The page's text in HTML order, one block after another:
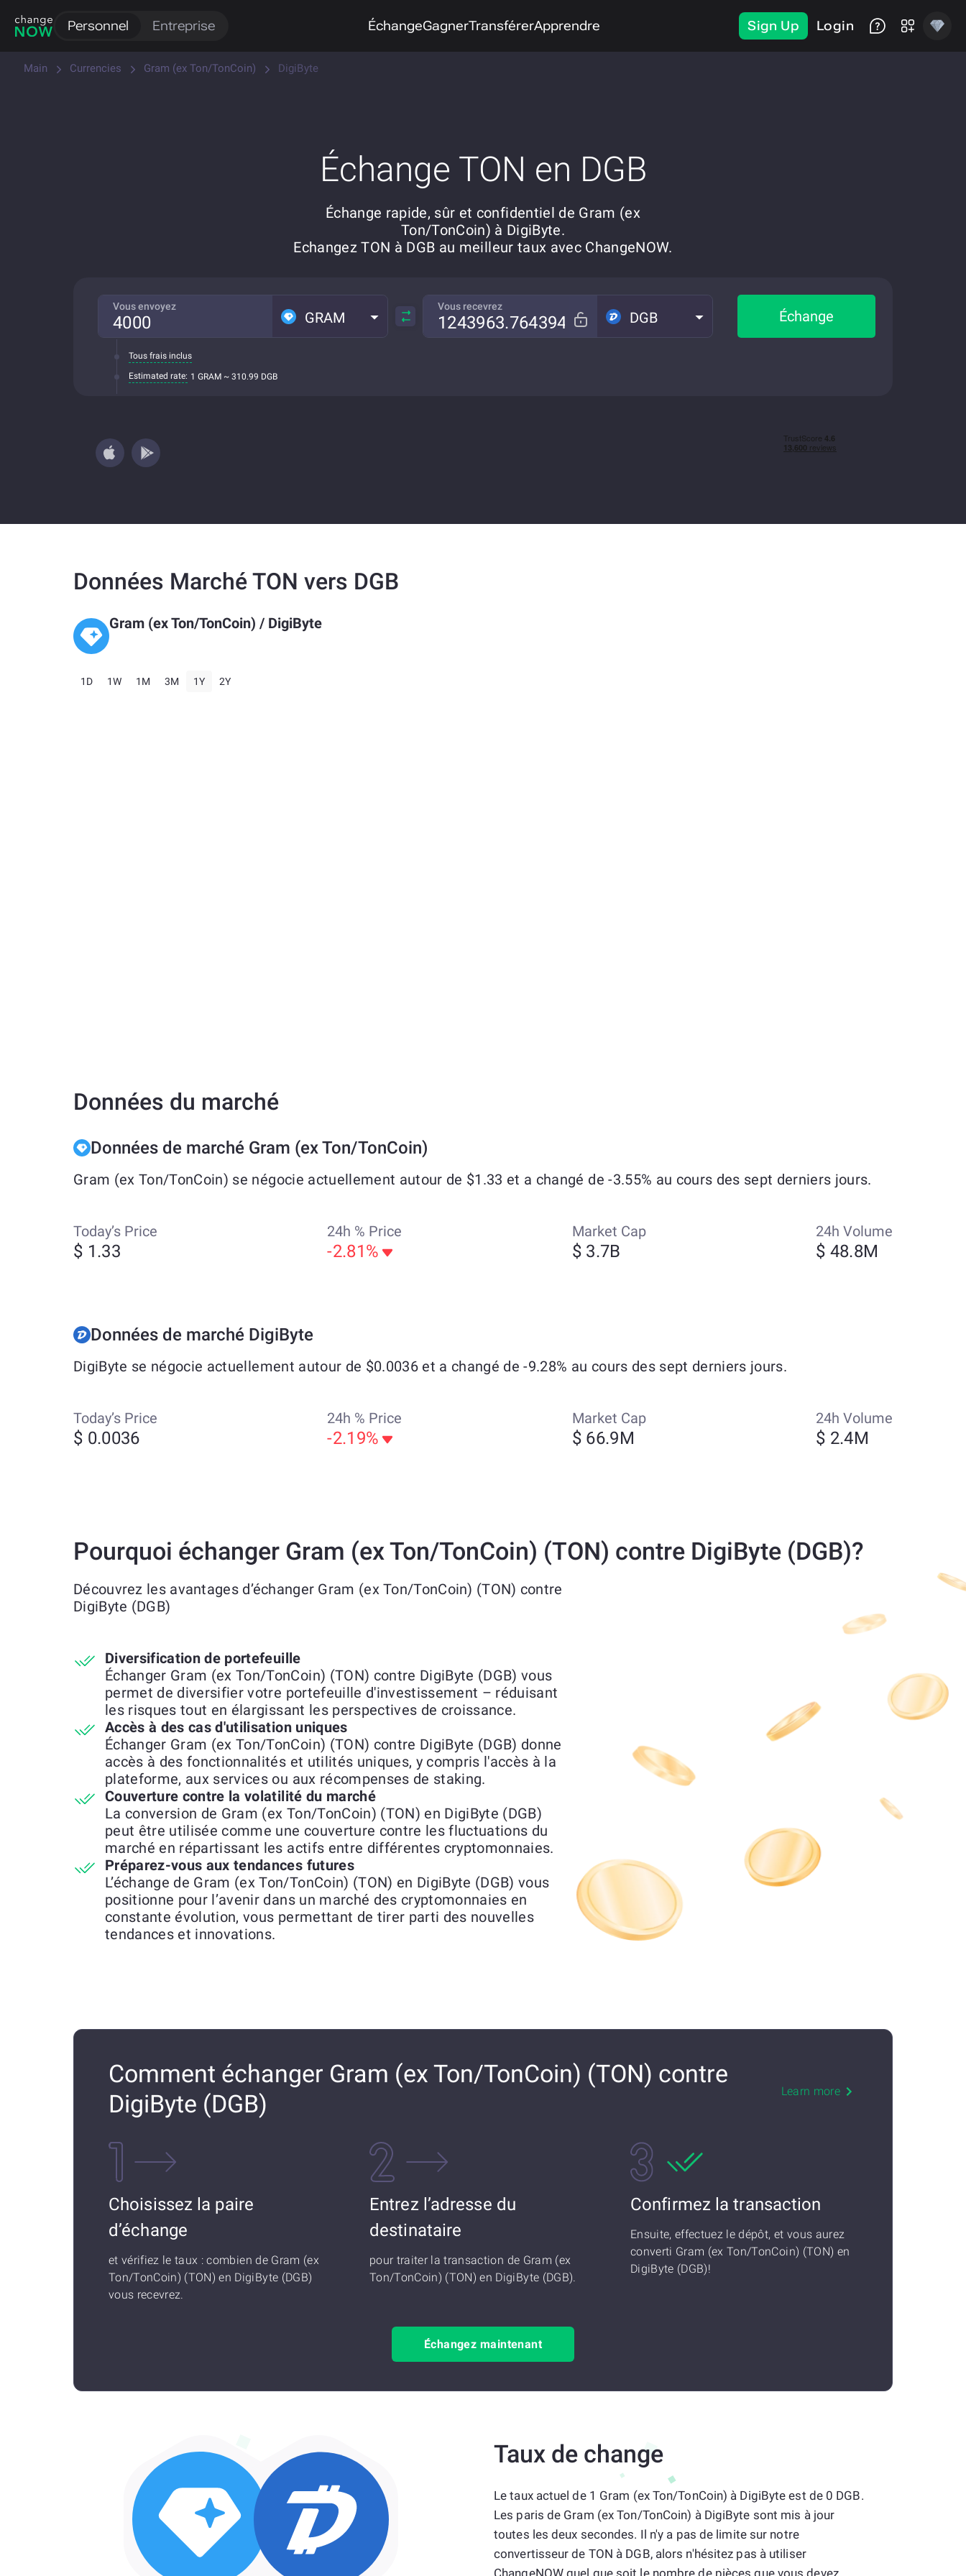
Personnel Entreprise ÉchangeGagnerTransférerApprendre Sign Up Login
Main Currencies Gram (ex Ton/TonCoin) DigiByte
Échange TON en DGB
Échange rapide, sûr et confidentiel de Gram (ex
Ton/TonCoin) à DigiByte.
Echangez TON à DGB au meilleur taux avec ChangeNOW.
Vous envoyez
GRAM
Tous frais inclus
Estimated rate: 1 GRAM ~ 310.99 DGB
Vous recevrez
DGB Échange
Données Marché TON vers DGB
Gram (ex Ton/TonCoin) / DigiByte
1D 1W 1M 3M 1Y 2Y
Données du marché
Données de marché Gram (ex Ton/TonCoin)
Gram (ex Ton/TonCoin) se négocie actuellement autour de $1.33 et a changé de -3.55% au cours des sept derniers jours.
Today’s Price
$ 1.33
24h % Price
-2.81%
Market Cap
$ 3.7B
24h Volume
$ 48.8M
Données de marché DigiByte
DigiByte se négocie actuellement autour de $0.0036 et a changé de -9.28% au cours des sept derniers jours.
Today’s Price
$ 0.0036
24h % Price
-2.19%
Market Cap
$ 66.9M
24h Volume
$ 2.4M
Pourquoi échanger Gram (ex Ton/TonCoin) (TON) contre DigiByte (DGB)?
Découvrez les avantages d’échanger Gram (ex Ton/TonCoin) (TON) contre
DigiByte (DGB)
Diversification de portefeuille
Échanger Gram (ex Ton/TonCoin) (TON) contre DigiByte (DGB) vous
permet de diversifier votre portefeuille d'investissement – réduisant
les risques tout en élargissant les perspectives de croissance.
Accès à des cas d'utilisation uniques
Échanger Gram (ex Ton/TonCoin) (TON) contre DigiByte (DGB) donne
accès à des fonctionnalités et utilités uniques, y compris l'accès à la
plateforme, aux services ou aux récompenses de staking.
Couverture contre la volatilité du marché
La conversion de Gram (ex Ton/TonCoin) (TON) en DigiByte (DGB)
peut être utilisée comme une couverture contre les fluctuations du
marché en répartissant les actifs entre différentes cryptomonnaies.
Préparez-vous aux tendances futures
L’échange de Gram (ex Ton/TonCoin) (TON) en DigiByte (DGB) vous
positionne pour l’avenir dans un marché des cryptomonnaies en
constante évolution, vous permettant de tirer parti des nouvelles
tendances et innovations.
Comment échanger Gram (ex Ton/TonCoin) (TON) contre
DigiByte (DGB)
Learn more
Choisissez la paire
d’échange
et vérifiez le taux : combien de Gram (ex
Ton/TonCoin) (TON) en DigiByte (DGB)
vous recevrez.
Entrez l’adresse du
destinataire
pour traiter la transaction de Gram (ex
Ton/TonCoin) (TON) en DigiByte (DGB).
Confirmez la transaction
Ensuite, effectuez le dépôt, et vous aurez
converti Gram (ex Ton/TonCoin) (TON) en
DigiByte (DGB)!
Échangez maintenant
Taux de change
Le taux actuel de 1 Gram (ex Ton/TonCoin) à DigiByte est de 0 DGB.
Les paris de Gram (ex Ton/TonCoin) à DigiByte sont mis à jour
toutes les deux secondes. Il n'y a pas de limite sur notre
convertisseur de TON à DGB, alors n'hésitez pas à utiliser
ChangeNOW quel que soit le nombre de pièces que vous devez